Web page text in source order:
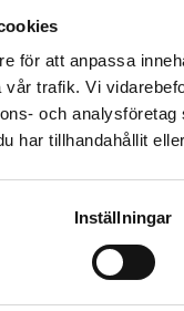
för att anpassa
trafik. Vi
och
har tillhandahållit
Inställningar
tai